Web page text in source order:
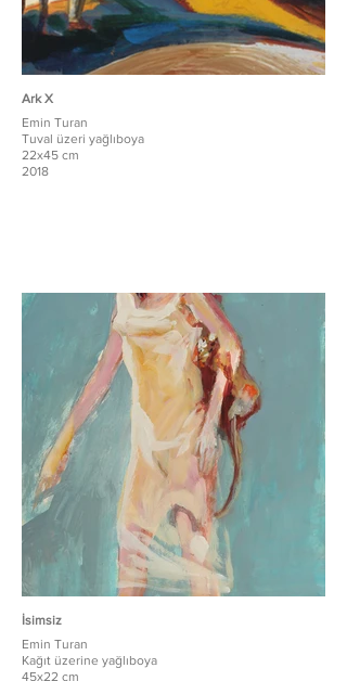
Ark X
Emin Turan
Tuval üzeri yağlıboya
22x45 cm
2018
İsimsiz
Emin Turan
Kağıt üzerine yağlıboya
45x22 cm